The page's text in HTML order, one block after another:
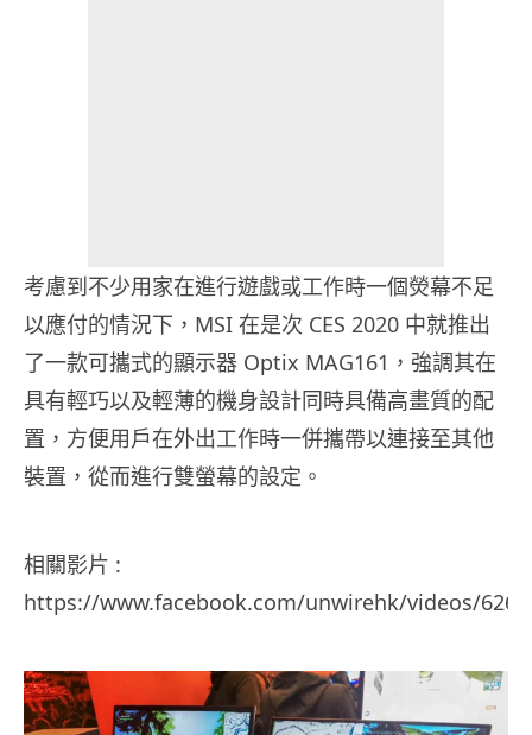
考慮到不少用家在進行遊戲或工作時一個熒幕不足
以應付的情況下，MSI 在是次 CES 2020 中就推出
了一款可攜式的顯示器 Optix MAG161，強調其在
具有輕巧以及輕薄的機身設計同時具備高畫質的配
置，方便用戶在外出工作時一併攜帶以連接至其他
裝置，從而進行雙螢幕的設定。
相關影片 :
https://www.facebook.com/unwirehk/videos/